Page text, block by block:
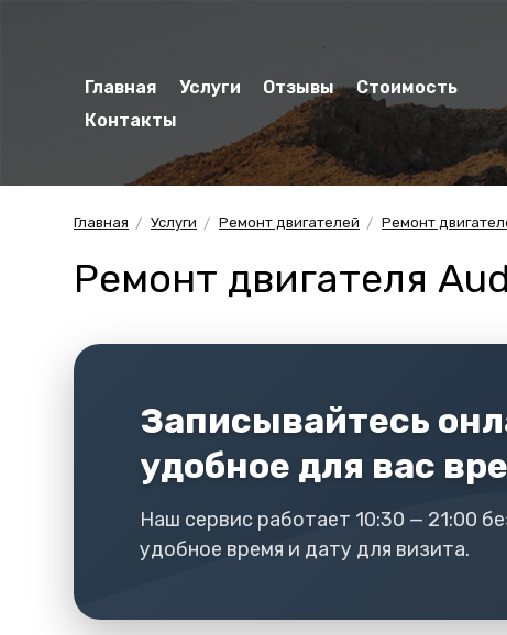
Главная Услуги Отзывы
Стоимость
Контакты
Главная Услуги Ремонт двигателей Ремонт
Ремонт двигателя
Записывайтесь
удобное для вас
Наш сервис работает 10:30 — 21:00
удобное время и дату для визита.